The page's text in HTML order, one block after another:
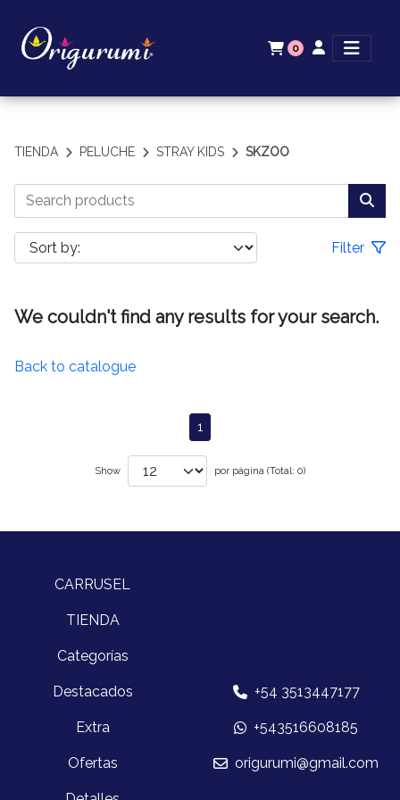
0
TIENDA PELUCHE STRAY KIDS SKZOO
Filter
We couldn't find any results for your search.
Back to catalogue
1
Show por página (Total: 0)
CARRUSEL
TIENDA
Categorías
Destacados
Extra
Ofertas
+54 3513447177
+543516608185
origurumi@gmail.com